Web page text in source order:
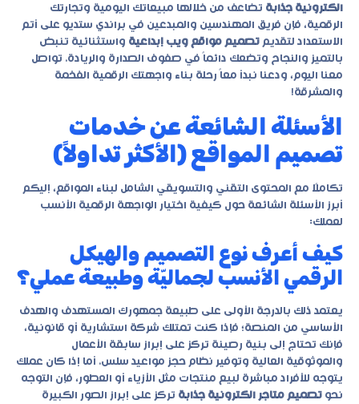
الكترونية جذابة تضاعف من خلالها مبيعاتك اليومية وتجارتك
الرقمية، فإن فريق المهندسين والمبدعين في براندي ستديو على أتم
الاستعداد لتقديم تصميم مواقع ويب إبداعية واستثنائية تنبض
بالتميز والنجاح وتضعك دائماً في صفوف الصدارة والريادة. تواصل
معنا اليوم، ودعنا نبدأ معاً رحلة بناء واجهتك الرقمية الفخمة
والمشرقة!
الأسئلة الشائعة عن خدمات
تصميم المواقع (الأكثر تداولاً)
تكاملًا مع المحتوى التقني والتسويقي الشامل لبناء المواقع، إليكم
أبرز الأسئلة الشائعة حول كيفية اختيار الواجهة الرقمية الأنسب
لعملك:
كيف أعرف نوع التصميم والهيكل
الرقمي الأنسب لجماليّة وطبيعة عملي؟
يعتمد ذلك بالدرجة الأولى على طبيعة جمهورك المستهدف والهدف
الأساسي من المنصة؛ فإذا كنت تمتلك شركة استشارية أو قانونية،
فإنك تحتاج إلى بنية رصينة تركز على إبراز سابقة الأعمال
والموثوقية العالية وتوفير نظام حجز مواعيد سلس. أما إذا كان عملك
يتوجه للأفراد مباشرة لبيع منتجات مثل الأزياء أو العطور، فإن التوجه
نحو تصميم متاجر الكترونية جذابة تركز على إبراز الصور الكبيرة